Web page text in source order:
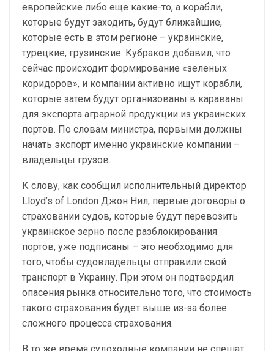
европейские либо еще какие-то, а корабли,
которые будут заходить, будут ближайшие,
которые есть в этом регионе – украинские,
турецкие, грузинские. Кубраков добавил, что
сейчас происходит формирование «зеленых
коридоров», и компании активно ищут корабли,
которые затем будут организованы в караваны
для экспорта аграрной продукции из украинских
портов. По словам министра, первыми должны
начать экспорт именно украинские компании –
владельцы грузов.
К слову, как сообщил исполнительный директор
Lloyd’s of London Джон Нил, первые договоры о
страховании судов, которые будут перевозить
украинское зерно после разблокирования
портов, уже подписаны – это необходимо для
того, чтобы судовладельцы отправили свой
транспорт в Украину. При этом он подтвердил
опасения рынка относительно того, что стоимость
такого страхования будет выше из-за более
сложного процесса страхования.